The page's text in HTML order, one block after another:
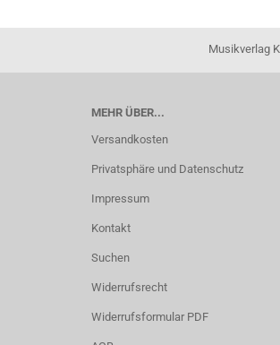
Musikverlag
MEHR ÜBER...
Versandkosten
Privatsphäre und Datenschutz
Impressum
Kontakt
Suchen
Widerrufsrecht
Widerrufsformular PDF